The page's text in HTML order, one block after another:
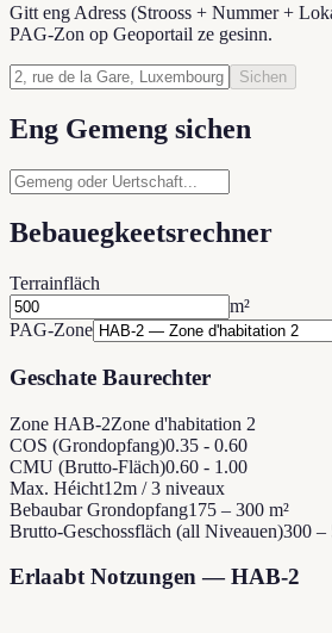
Gitt eng Adress (Strooss + Nummer +
PAG-Zon op Geoportail ze gesinn.
Sichen
Eng Gemeng sichen
Bebauegkeetsrechner
Terrainfläch
m²
PAG-Zone
Geschate Baurechter
Zone HAB-2Zone d'habitation 2
COS (Grondopfang)0.35 - 0.60
CMU (Brutto-Fläch)0.60 - 1.00
Max. Héicht12m / 3 niveaux
Bebaubar Grondopfang175 – 300 m²
Brutto-Geschossfläch (all Niveauen)300 –
Erlaabt Notzungen — HAB-2